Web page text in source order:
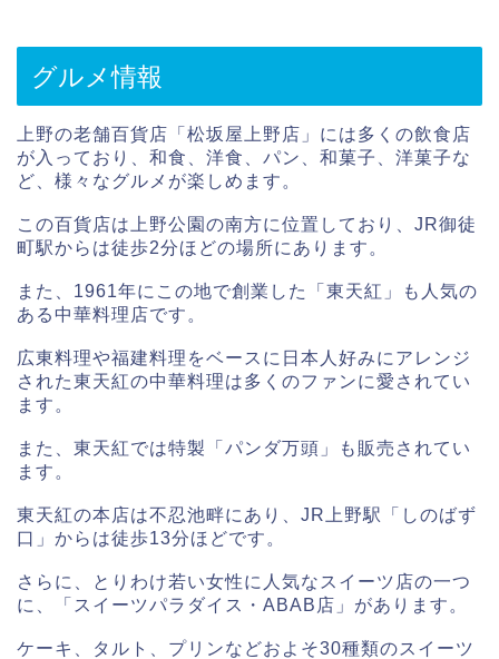
グルメ情報
上野の老舗百貨店「松坂屋上野店」には多くの飲食店
が入っており、和食、洋食、パン、和菓子、洋菓子な
ど、様々なグルメが楽しめます。
この百貨店は上野公園の南方に位置しており、JR御徒
町駅からは徒歩2分ほどの場所にあります。
また、1961年にこの地で創業した「東天紅」も人気の
ある中華料理店です。
広東料理や福建料理をベースに日本人好みにアレンジ
された東天紅の中華料理は多くのファンに愛されてい
ます。
また、東天紅では特製「パンダ万頭」も販売されてい
ます。
東天紅の本店は不忍池畔にあり、JR上野駅「しのばず
口」からは徒歩13分ほどです。
さらに、とりわけ若い女性に人気なスイーツ店の一つ
に、「スイーツパラダイス・ABAB店」があります。
ケーキ、タルト、プリンなどおよそ30種類のスイーツ